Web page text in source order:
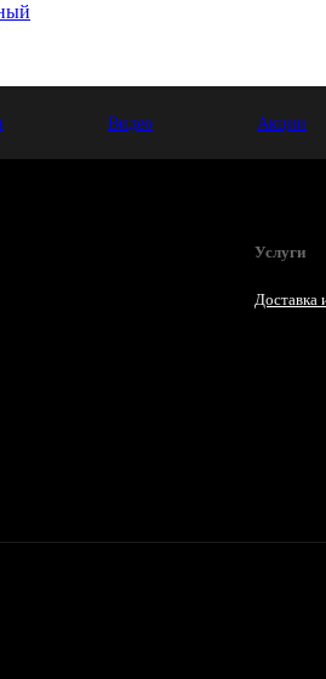
Видео Акции
Услуги
Доставка